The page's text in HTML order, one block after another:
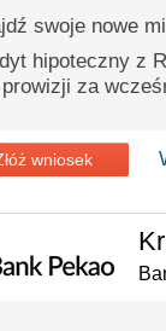
swoje nowe
hipoteczny z
za
wniosek